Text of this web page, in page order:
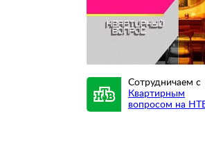
Сотрудничаем с
Квартирным
вопросом на